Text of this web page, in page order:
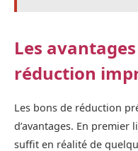
Les
réduction
Les bons de réduction
d’avantages. En premier
suffit en réalité de